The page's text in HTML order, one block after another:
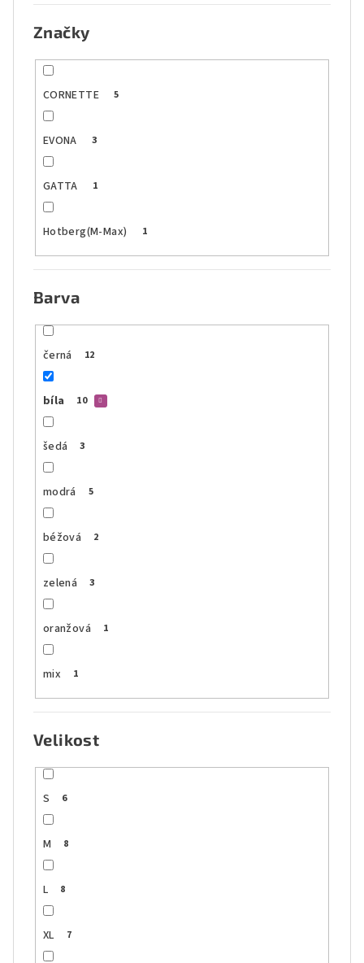
Značky
CORNETTE 5
EVONA 3
GATTA 1
Hotberg(M-Max) 1
Barva
černá 12
bíla 10
šedá 3
modrá 5
béžová 2
zelená 3
oranžová 1
mix 1
Velikost
S 6
M 8
L 8
XL 7